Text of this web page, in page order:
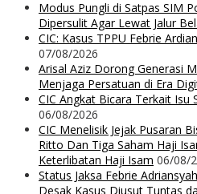
Modus Pungli di Satpas SIM
Dipersulit Agar Lewat Jalur
CIC: Kasus TPPU Febrie
07/08/2026
Arisal Aziz Dorong Generasi
Menjaga Persatuan di Era
CIC Angkat Bicara Terkait Isu
06/08/2026
CIC Menelisik Jejak Pusaran
Ritto Dan Tiga Saham Haji
Keterlibatan Haji Isam 06/08/
Status Jaksa Febrie
Desak Kasus Diusut Tuntas